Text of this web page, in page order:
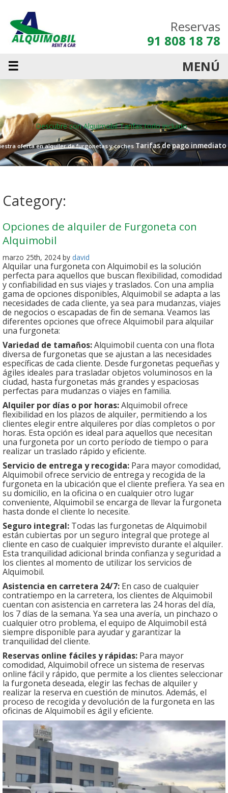
Reservas
91 808 18 78
☰
MENÚ
Descubre con AlquimobilTarifas todo incluido
oferta en alquiler de furgonetas y coches Tarifas de pago inmediato
Category:
Opciones de alquiler de Furgoneta con
Alquimobil
marzo 25th, 2024 by david
Alquilar una furgoneta con Alquimobil es la solución
perfecta para aquellos que buscan flexibilidad, comodidad
y confiabilidad en sus viajes y traslados. Con una amplia
gama de opciones disponibles, Alquimobil se adapta a las
necesidades de cada cliente, ya sea para mudanzas, viajes
de negocios o escapadas de fin de semana. Veamos las
diferentes opciones que ofrece Alquimobil para alquilar
una furgoneta:
Variedad de tamaños:Alquimobil cuenta con una flota
diversa de furgonetas que se ajustan a las necesidades
específicas de cada cliente. Desde furgonetas pequeñas y
ágiles ideales para trasladar objetos voluminosos en la
ciudad, hasta furgonetas más grandes y espaciosas
perfectas para mudanzas o viajes en familia.
Alquiler por días o por horas:Alquimobil ofrece
flexibilidad en los plazos de alquiler, permitiendo a los
clientes elegir entre alquileres por días completos o por
horas. Esta opción es ideal para aquellos que necesitan
una furgoneta por un corto período de tiempo o para
realizar un traslado rápido y eficiente.
Servicio de entrega y recogida: Para mayor comodidad,
Alquimobil ofrece servicio de entrega y recogida de la
furgoneta en la ubicación que el cliente prefiera. Ya sea en
su domicilio, en la oficina o en cualquier otro lugar
conveniente, Alquimobil se encarga de llevar la furgoneta
hasta donde el cliente lo necesite.
Seguro integral: Todas las furgonetas de Alquimobil
están cubiertas por un seguro integral que protege al
cliente en caso de cualquier imprevisto durante el alquiler.
Esta tranquilidad adicional brinda confianza y seguridad a
los clientes al momento de utilizar los servicios de
Alquimobil.
Asistencia en carretera 24/7: En caso de cualquier
contratiempo en la carretera, los clientes de Alquimobil
cuentan con asistencia en carretera las 24 horas del día,
los 7 días de la semana. Ya sea una avería, un pinchazo o
cualquier otro problema, el equipo de Alquimobil está
siempre disponible para ayudar y garantizar la
tranquilidad del cliente.
Reservas online fáciles y rápidas: Para mayor
comodidad, Alquimobil ofrece un sistema de reservas
online fácil y rápido, que permite a los clientes seleccionar
la furgoneta deseada, elegir las fechas de alquiler y
realizar la reserva en cuestión de minutos. Además, el
proceso de recogida y devolución de la furgoneta en las
oficinas de Alquimobil es ágil y eficiente.